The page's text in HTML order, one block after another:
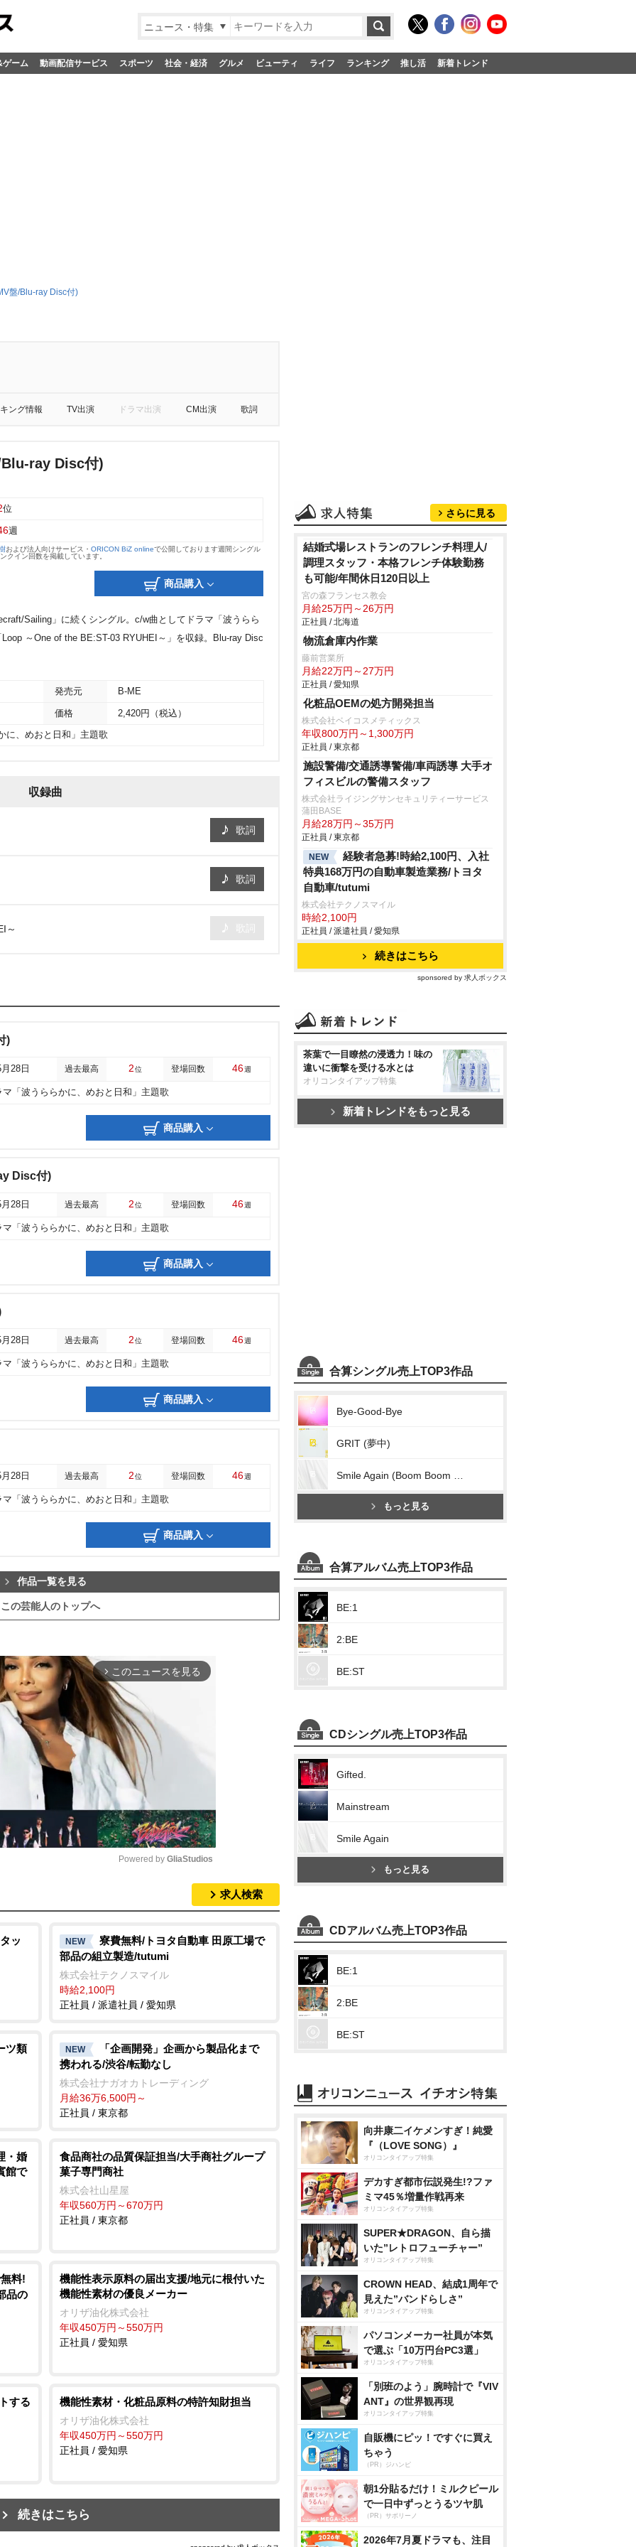
ニュース・特集
ゲーム 動画配信サービス スポーツ 社会・経済 グルメ ビューティ ライフ ランキング 推し活 新着トレンド
盤/Blu-ray Disc付)
ング情報 TV出演 ドラマ出演 CM出演 歌詞
ray Disc付)
位
週
および法人向けサービス・ ORICON BiZ onlineで公開しております週間シングル
クイン回数を掲載しています。
商品購入
Sailing」に続くシングル。c/w曲としてドラマ「波うらら
～One of the BE:ST-03 RYUHEI～」を収録。Blu-ray Disc
発売元 B-ME
価格 2,420円（税込）
に、めおと日和」主題歌
収録曲
歌詞
歌詞
～
)
28日 過去最高 2位 登場回数 46週
マ「波うららかに、めおと日和」主題歌
商品購入
Disc付)
28日 過去最高 2位 登場回数 46週
マ「波うららかに、めおと日和」主題歌
商品購入
28日 過去最高 2位 登場回数 46週
マ「波うららかに、めおと日和」主題歌
商品購入
28日 過去最高 2位 登場回数 46週
マ「波うららかに、めおと日和」主題歌
商品購入
作品一覧を見る
この芸能人のトップへ
arrow_forward_ios このニュースを見る
t
e
Powered by GliaStudios
求人検索
ッ NEW
寮費無料/トヨタ自動車 田原工場で
部品の組立製造/tutumi
株式会社テクノスマイル
時給2,100円
正社員 / 派遣社員 / 愛知県
ツ類 NEW
「企画開発」企画から製品化まで
携われる/渋谷/転勤なし
株式会社ナガオカトレーディング
月給36万6,500円～
正社員 / 東京都
・婚
館で
食品商社の品質保証担当/大手商社グループ
菓子専門商社
株式会社山星屋
年収560万円～670万円
正社員 / 東京都
料!
品の
機能性表示原料の届出支援/地元に根付いた
機能性素材の優良メーカー
オリザ油化株式会社
年収450万円～550万円
正社員 / 愛知県
する 機能性素材・化粧品原料の特許知財担当
オリザ油化株式会社
年収450万円～550万円
正社員 / 愛知県
続きはこちら
さらに見る
結婚式場レストランのフレンチ料理人/
調理スタッフ・本格フレンチ体験勤務
も可能/年間休日120日以上
宮の森フランセス教会
月給25万円～26万円
正社員 / 北海道
物流倉庫内作業
藤前営業所
月給22万円～27万円
正社員 / 愛知県
化粧品OEMの処方開発担当
株式会社ベイコスメティックス
年収800万円～1,300万円
正社員 / 東京都
施設警備/交通誘導警備/車両誘導 大手オ
フィスビルの警備スタッフ
株式会社ライジングサンセキュリティーサービス
蒲田BASE
月給28万円～35万円
正社員 / 東京都
NEW
経験者急募!時給2,100円、入社
特典168万円の自動車製造業務/トヨタ
自動車/tutumi
株式会社テクノスマイル
時給2,100円
正社員 / 派遣社員 / 愛知県
続きはこちら
sponsored by 求人ボックス
茶葉で一目瞭然の浸透力！味の
違いに衝撃を受ける水とは
オリコンタイアップ特集
新着トレンドをもっと見る
合算シングル売上TOP3作品
Bye-Good-Bye
GRIT (夢中)
もっと見る
合算アルバム売上TOP3作品
BE:1
2:BE
BE:ST
CDシングル売上TOP3作品
Gifted.
Mainstream
Smile Again
もっと見る
CDアルバム売上TOP3作品
BE:1
2:BE
BE:ST
向井康二イケメンすぎ！純愛
『（LOVE SONG）』
オリコンタイアップ特集
デカすぎ都市伝説発生!?ファ
ミマ45％増量作戦再来
オリコンタイアップ特集
SUPER★DRAGON、自ら描
いた”レトロフューチャー”
オリコンタイアップ特集
CROWN HEAD、結成1周年で
見えた”バンドらしさ”
オリコンタイアップ特集
パソコンメーカー社員が本気
で選ぶ「10万円台PC3選」
オリコンタイアップ特集
「別班のよう」腕時計で『VIV
ANT』の世界観再現
オリコンタイアップ特集
自販機にピッ！ですぐに買え
ちゃう
（PR）ジハンピ
朝1分貼るだけ！ミルクピール
で一日中ずっとうるツヤ肌
（PR）サボリーノ
2026年7月夏ドラマも、注目